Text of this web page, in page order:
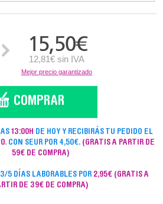
15,50€
12,81€ sin IVA
Mejor precio garantizado
13:00H DE HOY Y RECIBIRÁS TU PEDIDO EL
. CON SEUR POR 4,50€. (GRATIS A PARTIR DE
59€ DE COMPRA)
3/5 DÍAS LABORABLES POR 2,95€ (GRATIS A
DE 39€ DE COMPRA)